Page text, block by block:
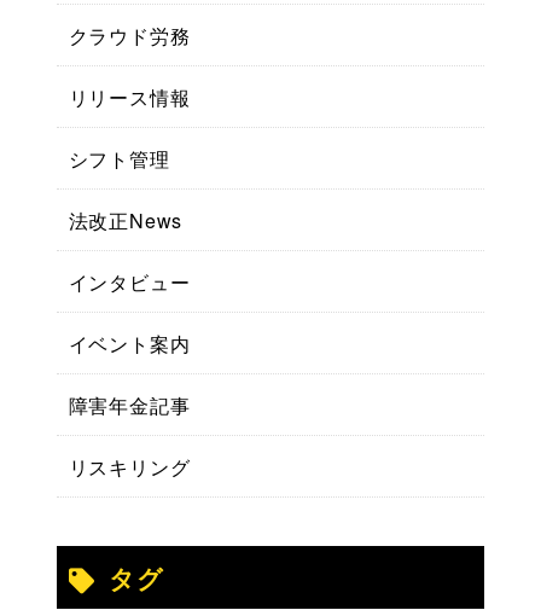
クラウド労務
リリース情報
シフト管理
法改正News
インタビュー
イベント案内
障害年金記事
リスキリング
タグ